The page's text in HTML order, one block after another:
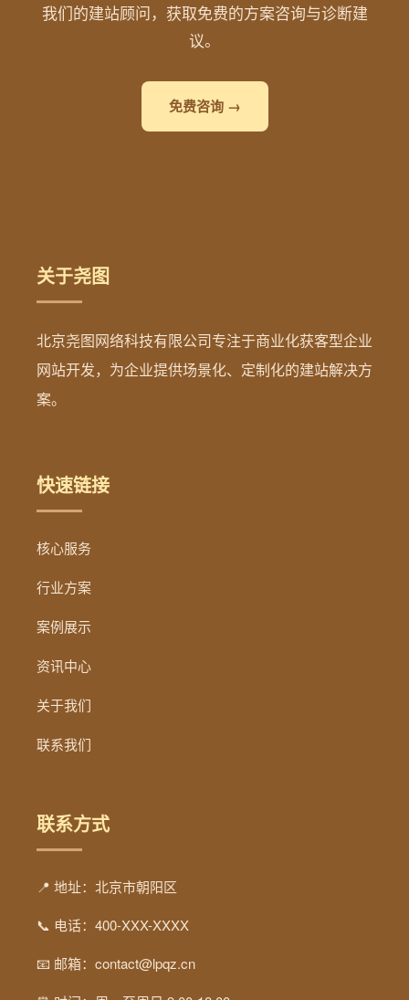
我们的建站顾问，获取免费的方案咨询与诊断建
议。
免费咨询 →
关于尧图
北京尧图网络科技有限公司专注于商业化获客型企业
网站开发，为企业提供场景化、定制化的建站解决方
案。
快速链接
核心服务
行业方案
案例展示
资讯中心
关于我们
联系我们
联系方式
📍 地址：北京市朝阳区
📞 电话：400-XXX-XXXX
📧 邮箱：contact@lpqz.cn